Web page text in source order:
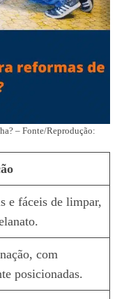
– Fonte/Reprodução:
e fáceis de limpar,
com
posicionadas.